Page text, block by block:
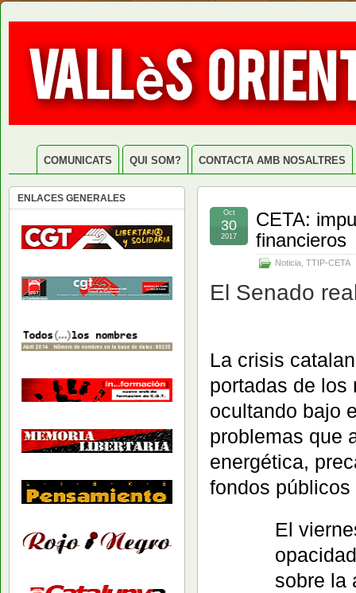
COMUNICATS QUI SOM? CONTACTA AMB NOSALTRES
CETA:
financieros
Noticia TTIP-CETA
Oct
30
2017
El Senado
La crisis
portadas de los
ocultando bajo
problemas que
energética,
fondos
El
sobre la
ENLACES GENERALES